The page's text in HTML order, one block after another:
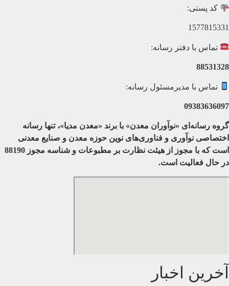
کد پستی:
1577815331
تماس با دفتر رسانه:
88531328
تماس با مدیرمسئول رسانه:
09383636097
گروه رسانه‌ای «نوآوران معدن» با برند «معدن مدیا»، تنها رسانه
اختصاصی نوآوری و فناوری‌های نوین حوزه معدن و صنایع معدنی‌
است که با مجوز از هیئت نظارت بر مطبوعات
و شناسه مجوز 88190
در حال فعالیت است.
آخرین اخبار